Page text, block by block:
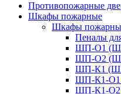
Противопожарные
Шкафы пожарные
Шкафы
Пеналы
ШП-О1
ШП-О2
ШП-К1
ШП-К1-
ШП-К1-